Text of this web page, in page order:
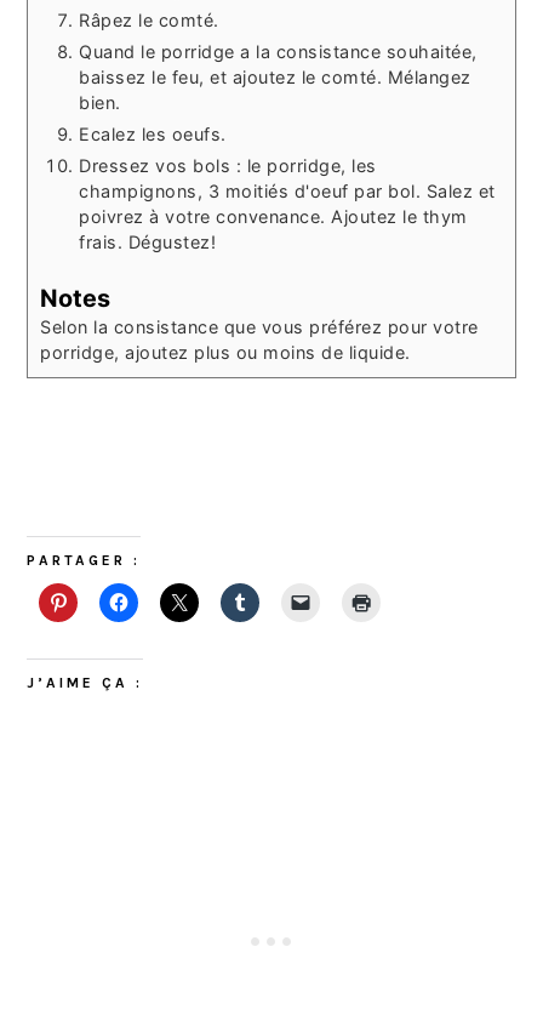
Râpez le comté.
Quand le porridge a la consistance souhaitée,
baissez le feu, et ajoutez le comté. Mélangez
bien.
Ecalez les oeufs.
Dressez vos bols : le porridge, les
champignons, 3 moitiés d'oeuf par bol. Salez et
poivrez à votre convenance. Ajoutez le thym
frais. Dégustez!
Notes
Selon la consistance que vous préférez pour votre
porridge, ajoutez plus ou moins de liquide.
PARTAGER :
J’AIME ÇA :